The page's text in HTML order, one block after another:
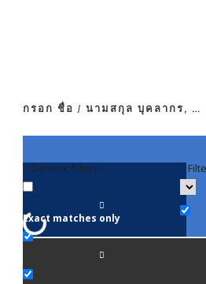
กรอก ชื่อ / นามสกุล บุคลากร, …
Generic filters
Exact matches only